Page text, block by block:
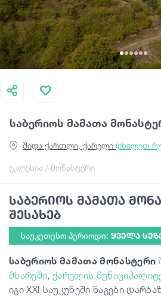
სასტუმროები
ტრანსპორტი
რა ვნახოთ
გიდები
საქართველო
საბერიოს მამათა
ეკლესია / მონასტერი
შიდა ქართლი, ქარელი (იხილეთ
საბერიოს მამათა
შესახებ
საუკეთესო პერიოდი: ᲧᲕᲔᲚᲐ
საბერიოს მამათა მონასტერი
მხარეში, ქარელის
იგი XXI საუკუნეში ნაგები